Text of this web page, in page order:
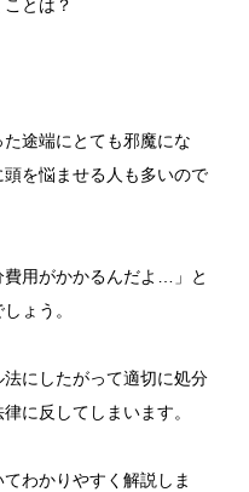
とは？
途端にとても邪魔にな
を悩ませる人も多いので
費用がかかるんだよ…」と
ょう。
にしたがって適切に処分
に反してしまいます。
わかりやすく解説しま